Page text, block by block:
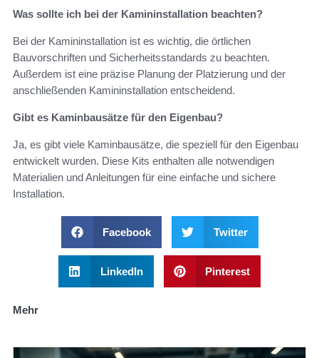
Was sollte ich bei der Kamininstallation beachten?
Bei der Kamininstallation ist es wichtig, die örtlichen
Bauvorschriften und Sicherheitsstandards zu beachten.
Außerdem ist eine präzise Planung der Platzierung und der
anschließenden Kamininstallation entscheidend.
Gibt es Kaminbausätze für den Eigenbau?
Ja, es gibt viele Kaminbausätze, die speziell für den Eigenbau
entwickelt wurden. Diese Kits enthalten alle notwendigen
Materialien und Anleitungen für eine einfache und sichere
Installation.
Facebook Twitter
LinkedIn Pinterest
Mehr